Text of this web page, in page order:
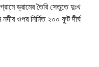
ড্রামের তৈরি সেতুতে দুঃখ
ওপর নির্মিত ২০০ ফুট দীর্ঘ